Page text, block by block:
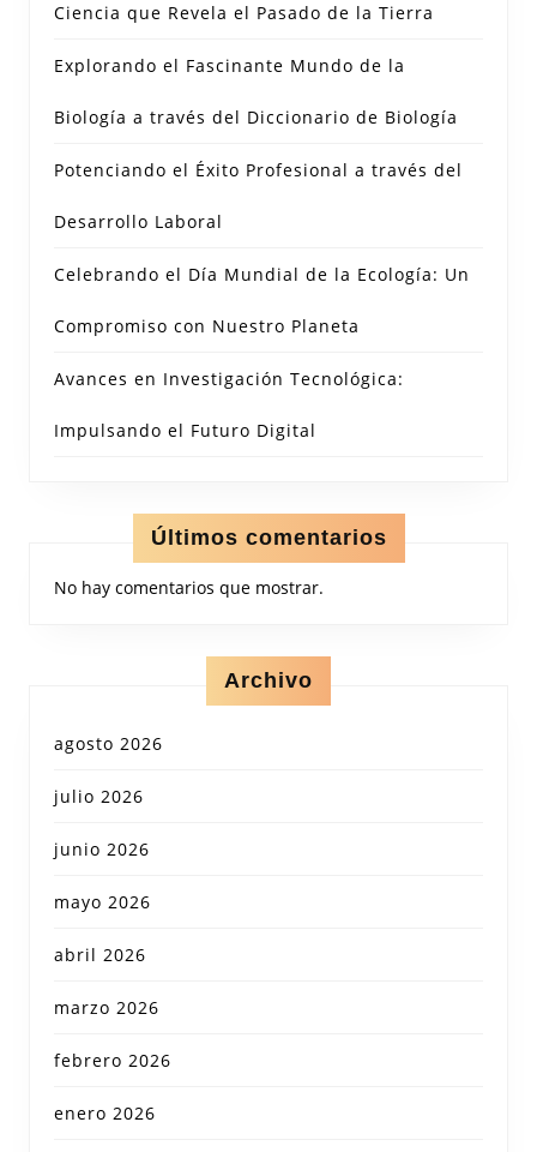
Ciencia que Revela el Pasado de la Tierra
Explorando el Fascinante Mundo de la
Biología a través del Diccionario de Biología
Potenciando el Éxito Profesional a través del
Desarrollo Laboral
Celebrando el Día Mundial de la Ecología: Un
Compromiso con Nuestro Planeta
Avances en Investigación Tecnológica:
Impulsando el Futuro Digital
Últimos comentarios
No hay comentarios que mostrar.
Archivo
agosto 2026
julio 2026
junio 2026
mayo 2026
abril 2026
marzo 2026
febrero 2026
enero 2026